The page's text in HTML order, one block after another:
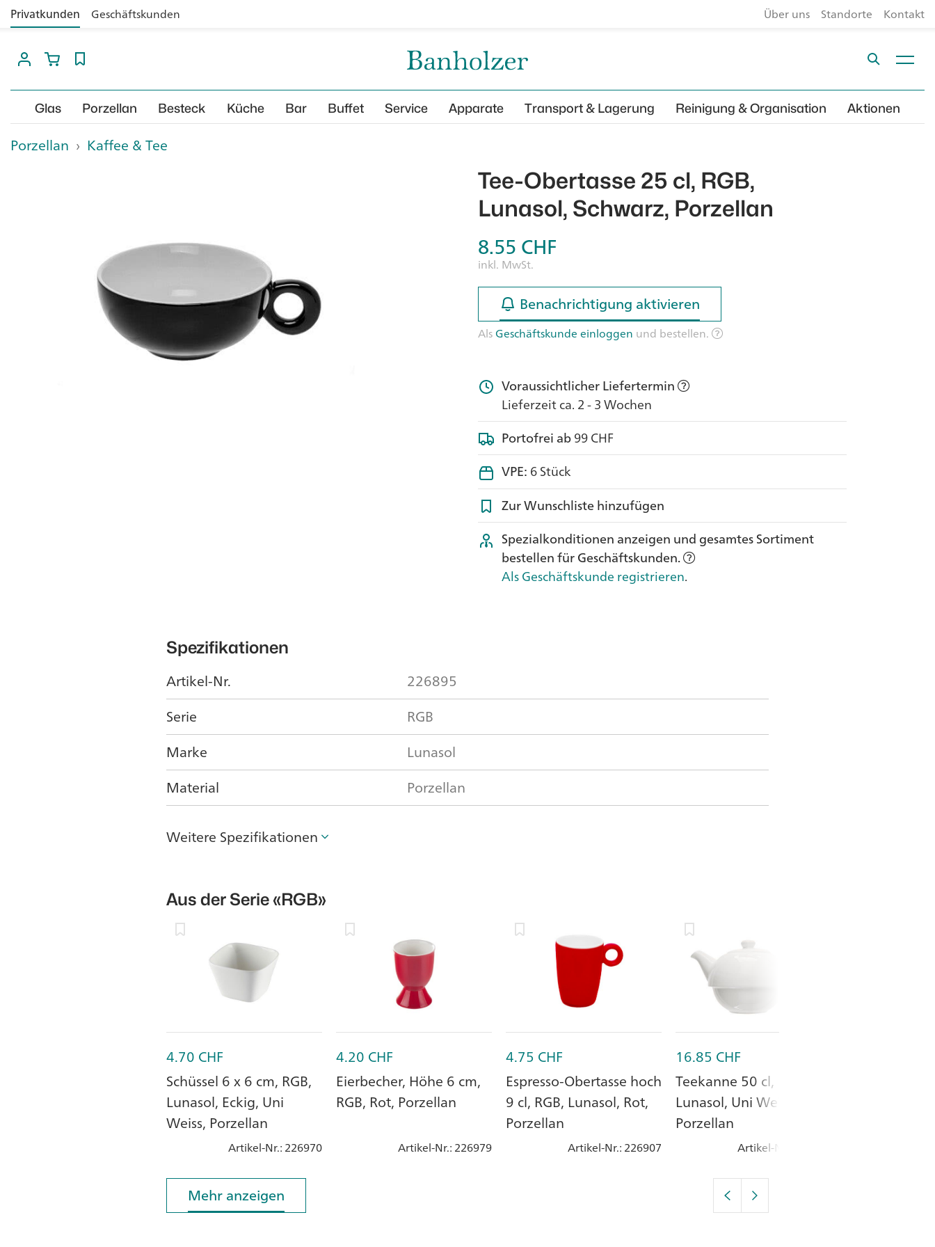
Privatkunden Geschäftskunden Über uns Standorte Kontakt
Glas Porzellan Besteck Küche Bar Buffet Service Apparate Transport & Lagerung Reinigung & Organisation Aktionen
Porzellan › Kaffee & Tee
Tee-Obertasse 25 cl, RGB,
Lunasol, Schwarz, Porzellan
8.55CHF
inkl. MwSt.
Benachrichtigung aktivieren
Benachrichtigung aktivieren
AlsGeschäftskunde einloggen und bestellen.
Voraussichtlicher Liefertermin
Lieferzeit ca. 2 - 3 Wochen
Portofrei ab99 CHF
VPE:6 Stück
Zur Wunschliste hinzufügen
Spezialkonditionen anzeigen und gesamtes Sortiment
bestellen für Geschäftskunden.
Als Geschäftskunde registrieren.
Spezifikationen
Artikel-Nr.
226895
Serie
RGB
Marke
Lunasol
Material
Porzellan
Weitere Spezifikationen
Aus der Serie«RGB»
4.70 CHF
Schüssel 6 x 6 cm, RGB,
Lunasol, Eckig, Uni
Weiss, Porzellan
Artikel-Nr.: 226970
4.20 CHF
Eierbecher, Höhe 6 cm,
RGB, Rot, Porzellan
Artikel-Nr.: 226979
4.75 CHF
Espresso-Obertasse hoch
9 cl, RGB, Lunasol, Rot,
Porzellan
Artikel-Nr.: 226907
16.85 CHF
Teekanne 50 cl, RGB,
Lunasol, Uni Weiss,
Porzellan
Artikel-Nr.
Mehr anzeigen
Mehr anzeigen